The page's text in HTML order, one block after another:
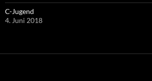
C-Jugend
4. Juni 2018